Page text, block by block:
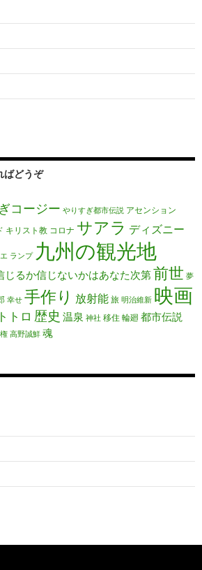
ばどうぞ
コージー やりすぎ都市伝説 アセンション
キリスト教 コロナ サアラ ディズニー
ランプ 九州の観光地
じるか信じないかはあなた次第前世 夢
幸せ 手作り 放射能 旅 明治維新 映画
トロ 歴史 温泉 神社 移住 輪廻 都市伝説
高野誠鮮 魂